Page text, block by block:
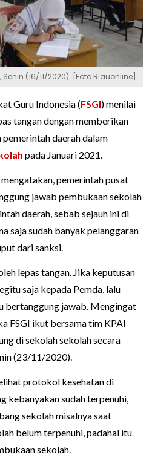
(16/11/2020). [Foto Riauonline]
Guru Indonesia (FSGI) menilai
tangan dengan memberikan
pemerintah daerah dalam
pada Januari 2021.
pemerintah pusat
jawab pembukaan sekolah
daerah, sebab sejauh ini di
saja sudah banyak pelanggaran
dari sanksi.
lepas tangan. Jika keputusan
saja kepada Pemda, lalu
bertanggung jawab. Mengingat
FSGI ikut bersama tim KPAI
di sekolah sekolah secara
(23/11/2020).
protokol kesehatan di
kebanyakan sudah terpenuhi,
sekolah misalnya saat
belum terpenuhi, padahal itu
sekolah.